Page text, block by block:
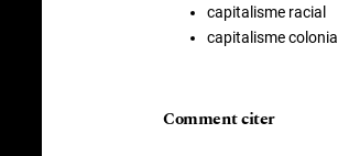
capitalisme racial
capitalisme colonial
Comment citer